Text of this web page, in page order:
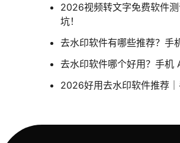
2026视频转文字免费软件
坑！
去水印软件有哪些推荐？手
去水印软件哪个好用？手机
2026好用去水印软件推荐｜